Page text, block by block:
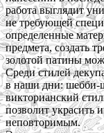
работа выглядит
не требующей
определенные
предмета, создать
золотой патины
Среди стилей
в наши дни: шебби-
викторианский
позволит украсить
неповторимым.